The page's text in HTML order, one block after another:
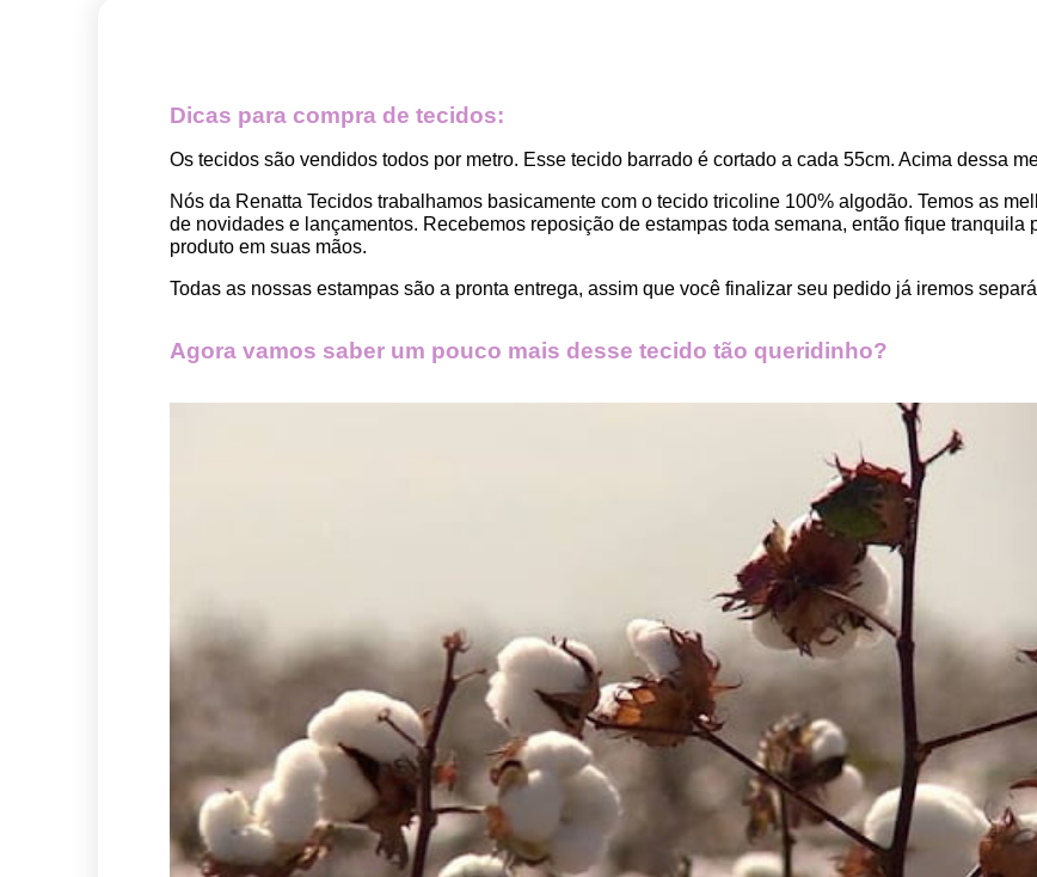
Dicas para compra de tecidos:
Os tecidos são vendidos todos por metro. Esse tecido barrado é cortado a cada 55cm. Acima dessa
Nós da Renatta Tecidos trabalhamos basicamente com o tecido tricoline 100% algodão. Temos as
de novidades e lançamentos. Recebemos reposição de estampas toda semana, então fique tranquila
produto em suas mãos.
Todas as nossas estampas são a pronta entrega, assim que você finalizar seu pedido já iremos
Agora vamos saber um pouco mais desse tecido tão queridinho?